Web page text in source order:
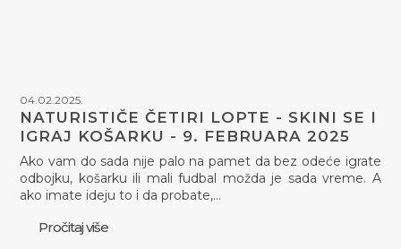
04.02.2025.
NATURISTIČE ČETIRI LOPTE - SKINI SE I
IGRAJ KOŠARKU - 9. FEBRUARA 2025
Ako vam do sada nije palo na pamet da bez odeće igrate
odbojku, košarku ili mali fudbal možda je sada vreme. A
ako imate ideju to i da probate,…
Pročitaj više